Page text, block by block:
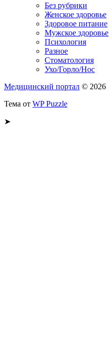
Без рубрики
Женское здоровье
Здоровое питание
Мужское здоровье
Психология
Разное
Стоматология
Ухо/Горло/Нос
Медицинский портал © 2026
Тема от WP Puzzle
➤